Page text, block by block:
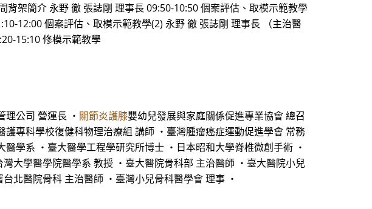
背架簡介 永野 徹 張誌剛 理事長 09:50-10:50 個案評估、取模示範教學
12:00 個案評估、取模示範教學(2) 永野 徹 張誌剛 理事長 （主治醫
15:10 修模示範教學
公司 營運長 ・ 關節炎護膝嬰幼兒發展與家庭關係促進專業協會 總召
專科學校復健科物理治療組 講師 ・臺灣腫瘤癌症運動促進學會 常務
學系 ・臺大醫學工程學研究所博士 ・日本昭和大學脊椎微創手術 ・
大學醫學院醫學系 教授 ・臺大醫院骨科部 主治醫師 ・臺大醫院小兒
北醫院骨科 主治醫師 ・臺灣小兒骨科醫學會 理事 ・